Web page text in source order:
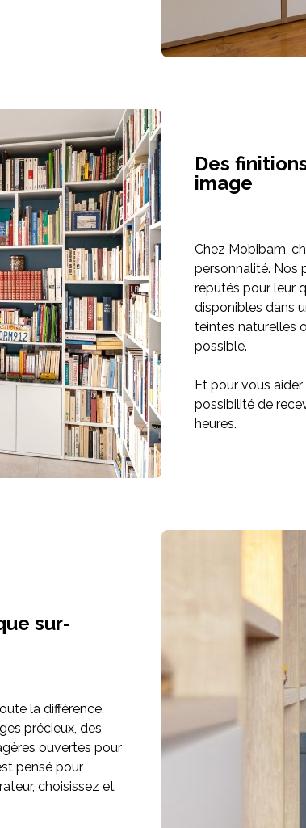
Des
image
Chez Mobibam,
personnalité. Nos
réputés pour leur
disponibles dans
teintes naturelles
possible.
Et pour vous
possibilité de
heures.
sur-
la différence.
précieux, des
ouvertes pour
pensé pour
choisissez et